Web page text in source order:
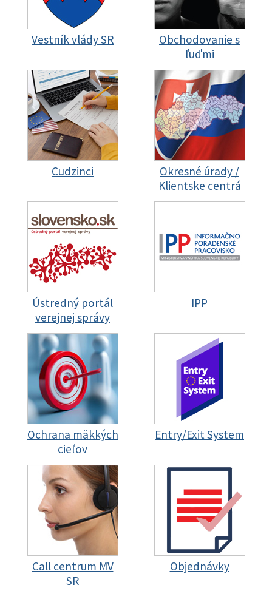
Vestník vlády SR
Obchodovanie s
ľuďmi
Cudzinci
Okresné úrady /
Klientske centrá
Ústredný portál
verejnej správy
IPP
Ochrana mäkkých
cieľov
Entry/Exit System
Call centrum MV
SR
Objednávky